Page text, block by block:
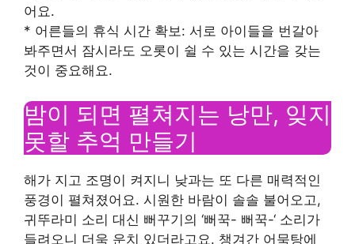
어요.
* 어른들의 휴식 시간 확보: 서로 아이들을 번갈아
봐주면서 잠시라도 오롯이 쉴 수 있는 시간을 갖는
것이 중요해요.
밤이 되면 펼쳐지는 낭만, 잊지
못할 추억 만들기
해가 지고 조명이 켜지니 낮과는 또 다른 매력적인
풍경이 펼쳐졌어요. 시원한 바람이 솔솔 불어오고,
귀뚜라미 소리 대신 뻐꾸기의 ‘뻐꾹- 뻐꾹-‘ 소리가
들려오니 더욱 운치 있더라고요. 챙겨간 어묵탕에